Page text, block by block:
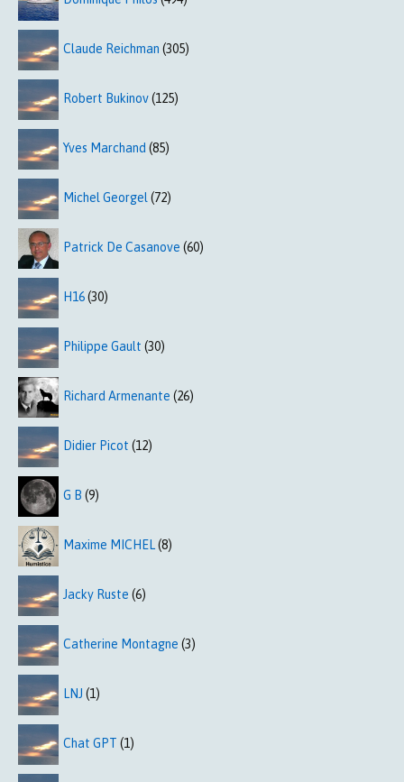
Claude Reichman (305)
Robert Bukinov(125)
Yves Marchand (85)
Michel Georgel (72)
Patrick De Casanove (60)
H16(30)
Philippe Gault (30)
Richard Armenante (26)
Didier Picot (12)
G B (9)
Maxime MICHEL(8)
Jacky Ruste (6)
Catherine Montagne (3)
LNJ (1)
Chat GPT (1)